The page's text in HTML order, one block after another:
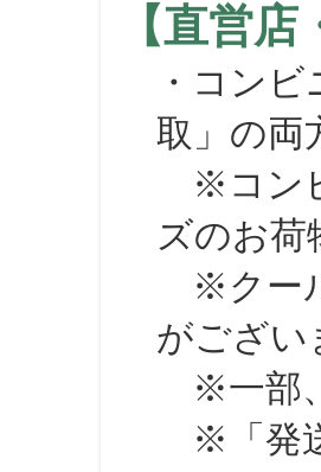
【直営
・コンビ
取」の両
※コンビ
ズのお荷
※クール
がござい
※一部、
※「発送